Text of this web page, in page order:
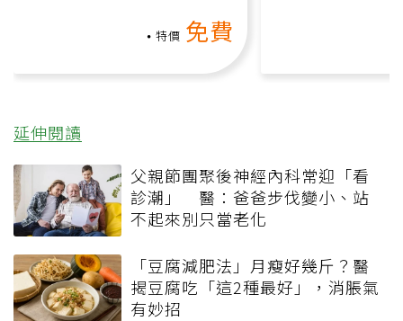
特價 免費
延伸閱讀
父親節團聚後神經內科常迎「看
診潮」 醫：爸爸步伐變小、站
不起來別只當老化
「豆腐減肥法」月瘦好幾斤？醫
揭豆腐吃「這2種最好」，消脹氣
有妙招